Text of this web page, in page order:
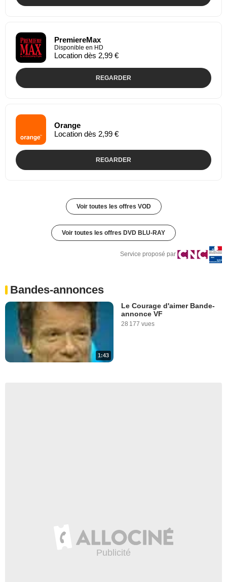
PremiereMax
Disponible en HD
Location dès 2,99 €
REGARDER
Orange
Location dès 2,99 €
REGARDER
Voir toutes les offres VOD
Voir toutes les offres DVD BLU-RAY
Service proposé par
Bandes-annonces
1:43
Le Courage d'aimer Bande-
annonce VF
28 177 vues